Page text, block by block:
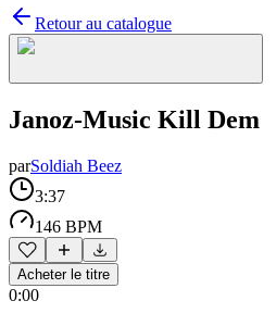
Retour au catalogue
Janoz-Music Kill Dem
parSoldiah Beez
3:37
146 BPM
Acheter le titre
0:00